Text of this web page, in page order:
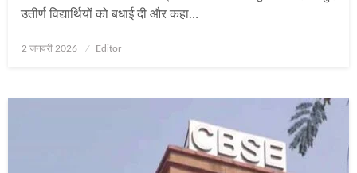
उतीर्ण विद्यार्थियों को बधाई दी और कहा…
Posted
2 जनवरी 2026 Editor